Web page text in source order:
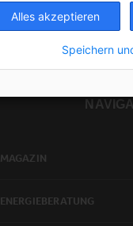
MAGAZIN
ENERGIEBERATUNG
Alles akzeptieren
Speichern